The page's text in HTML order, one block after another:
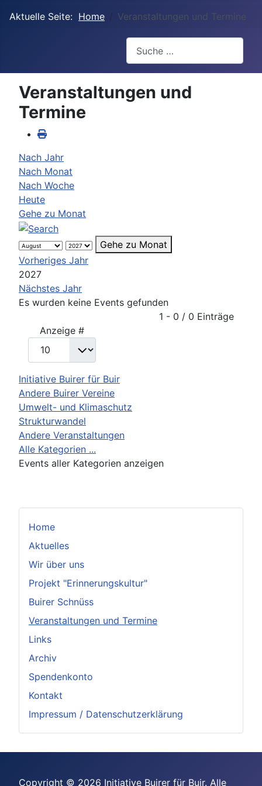
Aktuelle Seite: Home Veranstaltungen und Termine
Home
Aktuelles
Wir über uns
Projekt "Erinnerungskultur"
Buirer Schnüss
Veranstaltungen und Termine
Links
Archiv
Spendenkonto
Kontakt
Impressum / Datenschutzerklärung
Veranstaltungen und
Termine
Nach Jahr
Nach Monat
Nach Woche
Heute
Gehe zu Monat
Gehe zu Monat
Vorheriges Jahr
2027
Nächstes Jahr
Es wurden keine Events gefunden
1 - 0 / 0 Einträge
Anzeige #
Initiative Buirer für Buir
Andere Buirer Vereine
Umwelt- und Klimaschutz
Strukturwandel
Andere Veranstaltungen
Alle Kategorien ...
Events aller Kategorien anzeigen
Copyright © 2026 Initiative Buirer für Buir. Alle